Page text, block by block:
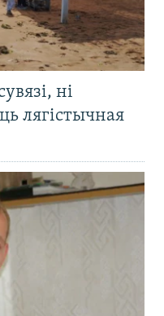
ні
лягістычная